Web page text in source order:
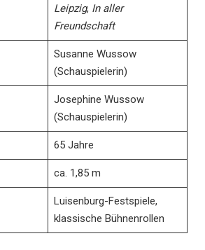
Leipzig, In aller
Freundschaft
Susanne Wussow
(Schauspielerin)
Josephine Wussow
(Schauspielerin)
65 Jahre
ca. 1,85 m
Luisenburg-Festspiele,
klassische Bühnenrollen